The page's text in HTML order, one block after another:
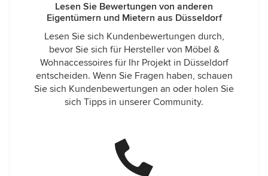
Lesen Sie Bewertungen von anderen
Eigentümern und Mietern aus Düsseldorf
Lesen Sie sich Kundenbewertungen durch,
bevor Sie sich für Hersteller von Möbel &
Wohnaccessoires für Ihr Projekt in Düsseldorf
entscheiden. Wenn Sie Fragen haben, schauen
Sie sich Kundenbewertungen an oder holen Sie
sich Tipps in unserer Community.